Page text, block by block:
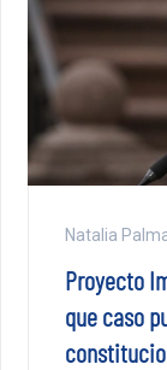
Natalia
Proyecto
que caso